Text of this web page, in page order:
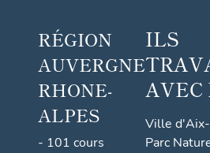
RÉGION
AUVERGNE
RHONE-
ALPES
- 101 cours
ILS
AVEC
Ville
Parc